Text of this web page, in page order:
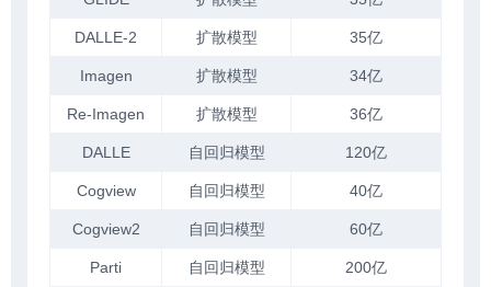
DALLE-2 扩散模型 35亿
Imagen 扩散模型 34亿
Re-Imagen 扩散模型 36亿
DALLE 自回归模型 120亿
Cogview 自回归模型 40亿
Cogview2 自回归模型 60亿
Parti 自回归模型 200亿